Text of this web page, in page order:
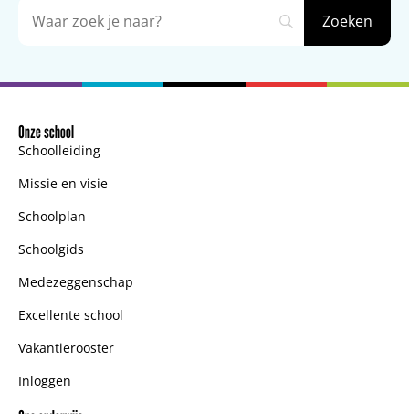
Onze school
Schoolleiding
Missie en visie
Schoolplan
Schoolgids
Medezeggenschap
Excellente school
Vakantierooster
Inloggen